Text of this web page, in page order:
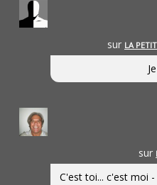
sur LA
sur
C'est toi... c'est moi